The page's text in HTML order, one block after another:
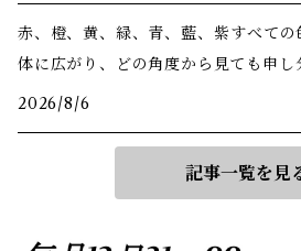
赤、橙、黄、緑、青、藍、紫――すべて
体に広がり、どの角度から見ても申し
しさ
2026/8/6
記事一覧を見